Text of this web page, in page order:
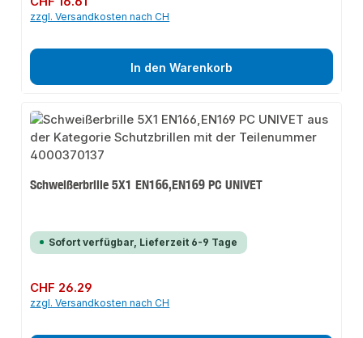
zzgl. Versandkosten nach CH
In den Warenkorb
Schweißerbrille 5X1 EN166,EN169 PC UNIVET
Sofort verfügbar, Lieferzeit 6-9 Tage
Regulärer Preis:
CHF 26.29
zzgl. Versandkosten nach CH